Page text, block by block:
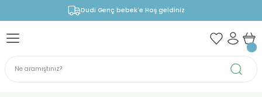
Dudi Genç bebek'e Hoş geldiniz